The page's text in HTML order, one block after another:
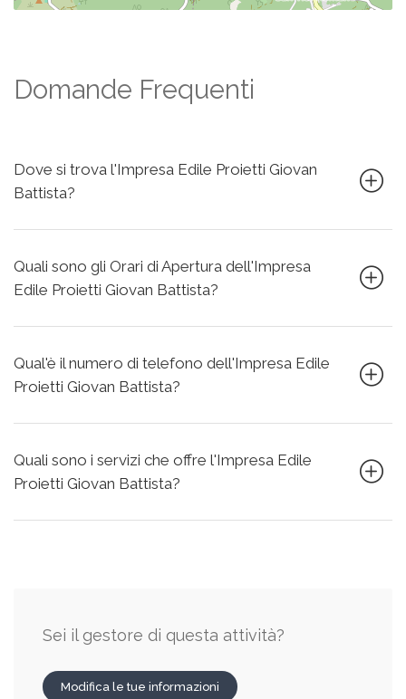
Domande Frequenti
Dove si trova l'Impresa Edile Proietti Giovan
Battista?
Quali sono gli Orari di Apertura dell'Impresa
Edile Proietti Giovan Battista?
Qual'è il numero di telefono dell'Impresa Edile
Proietti Giovan Battista?
Quali sono i servizi che offre l'Impresa Edile
Proietti Giovan Battista?
Sei il gestore di questa attività?
Modifica le tue informazioni